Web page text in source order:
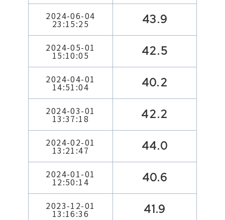
2024-06-04
23:15:25 43.9
2024-05-01
15:10:05 42.5
2024-04-01
14:51:04 40.2
2024-03-01
13:37:18 42.2
2024-02-01
13:21:47 44.0
2024-01-01
12:50:14 40.6
2023-12-01
13:16:36 41.9